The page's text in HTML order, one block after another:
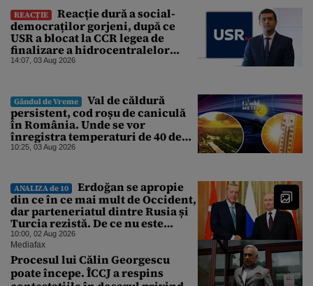
REACȚIE
Reacție dură a social-
democraților gorjeni, după ce
USR a blocat la CCR legea de
finalizare a hidrocentralelor
abandonate. „Nu ne-ar surprinde
abătut o cupolă de foc”
14:07, 03 Aug 2026
Gândul de Vreme
Val de căldură
persistent, cod roșu de caniculă
în România. Unde se vor
înregistra temperaturi de 40 de
grade, potrivit ANM
10:25, 03 Aug 2026
ANALIZA de 10
Erdoğan se apropie
din ce în ce mai mult de Occident,
dar parteneriatul dintre Rusia și
Turcia rezistă. De ce nu este
Moscova îngrijorată de
orientarea spre vest a Ankarei
10:00, 02 Aug 2026
Mediafax
Procesul lui Călin Georgescu
poate începe. ÎCCJ a respins